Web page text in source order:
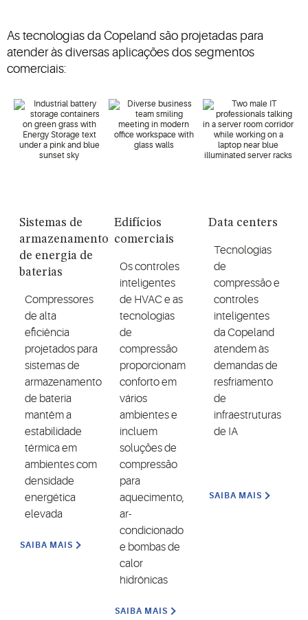
As tecnologias da Copeland são projetadas para
atender às diversas aplicações dos segmentos
comerciais:
Sistemas de
armazenamento
de energia de
baterias
Compressores
de alta
eficiência
projetados para
sistemas de
armazenamento
de bateria
mantêm a
estabilidade
térmica em
ambientes com
densidade
energética
elevada
SAIBA MAIS
Edifícios
comerciais
Os controles
inteligentes
de HVAC e as
tecnologias
de
compressão
proporcionam
conforto em
vários
ambientes e
incluem
soluções de
compressão
para
aquecimento,
ar-
condicionado
e bombas de
calor
hidrônicas
SAIBA MAIS
Data centers
Tecnologias
de
compressão e
controles
inteligentes
da Copeland
atendem às
demandas de
resfriamento
de
infraestruturas
de IA
SAIBA MAIS